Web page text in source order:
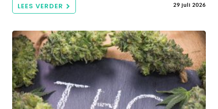
LEES VERDER 29 juli 2026